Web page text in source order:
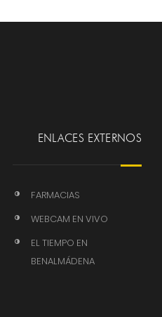
ENLACES EXTERNOS
FARMACIAS
WEBCAM EN VIVO
EL TIEMPO EN
BENALMÁDENA